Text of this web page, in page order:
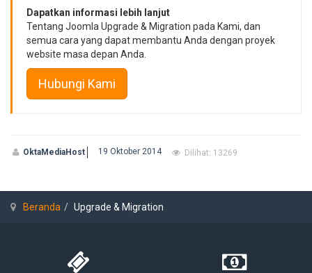
Dapatkan informasi lebih lanjut
Tentang Joomla Upgrade & Migration pada Kami, dan
semua cara yang dapat membantu Anda dengan proyek
website masa depan Anda.
Hubungi Kami
OktaMediaHost 19 Oktober 2014 Dilihat: 13269
Beranda Upgrade & Migration